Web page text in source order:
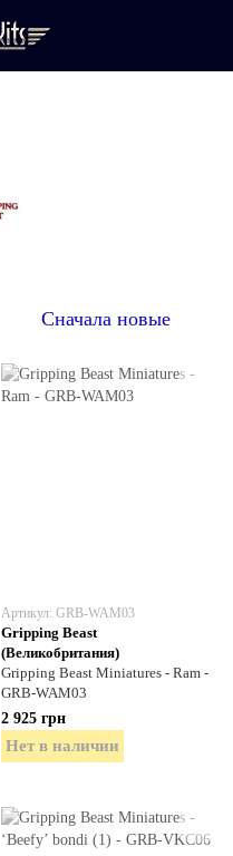
Сначала новые
Артикул: GRB-WAM03
Gripping Beast
(Великобритания)
Gripping Beast Miniatures - Ram -
GRB-WAM03
2 925 грн
Нет в наличии